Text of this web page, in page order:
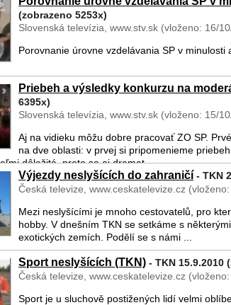
(zobrazeno 5253x)
Slovenská televízia, www.stv.sk (vloženo: 16/
Porovnanie úrovne vzdelávania SP v minulosti
Priebeh a výsledky konkurzu na
6395x)
Slovenská televízia, www.stv.sk (vloženo: 15/
Aj na vidieku môžu dobre pracovať ZO SP.
na dve oblasti: v prvej si pripomenieme
dôležitá, preto sa aj dramat ...
Výjezdy neslyšících do zahraničí - TKN
Česká televize, www.ceskatelevize.cz
Mezi neslyšícími je mnoho cestovatelů, pro
hobby. V dnešním TKN se setkáme s
exotických zemích. Podělí se s námi ...
Sport neslyšících (TKN) - TKN 15.9.2010
Česká televize, www.ceskatelevize.cz
Sport je u sluchově postižených lidí velmi